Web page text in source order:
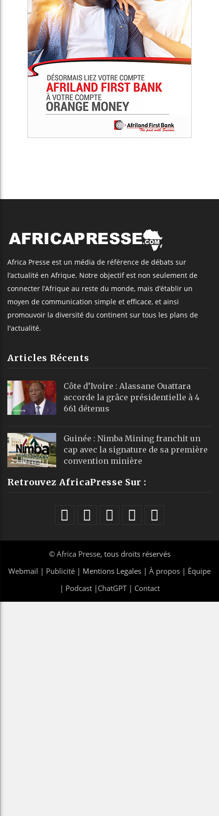
Africa Presse est un média de référence de débats sur
l’actualité en Afrique. Notre objectif est non seulement de
connecter l’Afrique au reste du monde, mais d’établir un
moyen de communication simple et efficace, et ainsi
promouvoir la diversité du continent sur tous les plans de
l'actualité.
Articles Récents
Côte d’Ivoire : Alassane Ouattara
accorde la grâce présidentielle à 4
661 détenus
Guinée : Nimba Mining franchit un
cap avec la signature de sa première
convention minière
Retrouvez AfricaPresse Sur :
© Africa Presse, tous droits réservés
Webmail | Publicité | Mentions Legales | À propos | Équipe
| Podcast| ChatGPT| Contact